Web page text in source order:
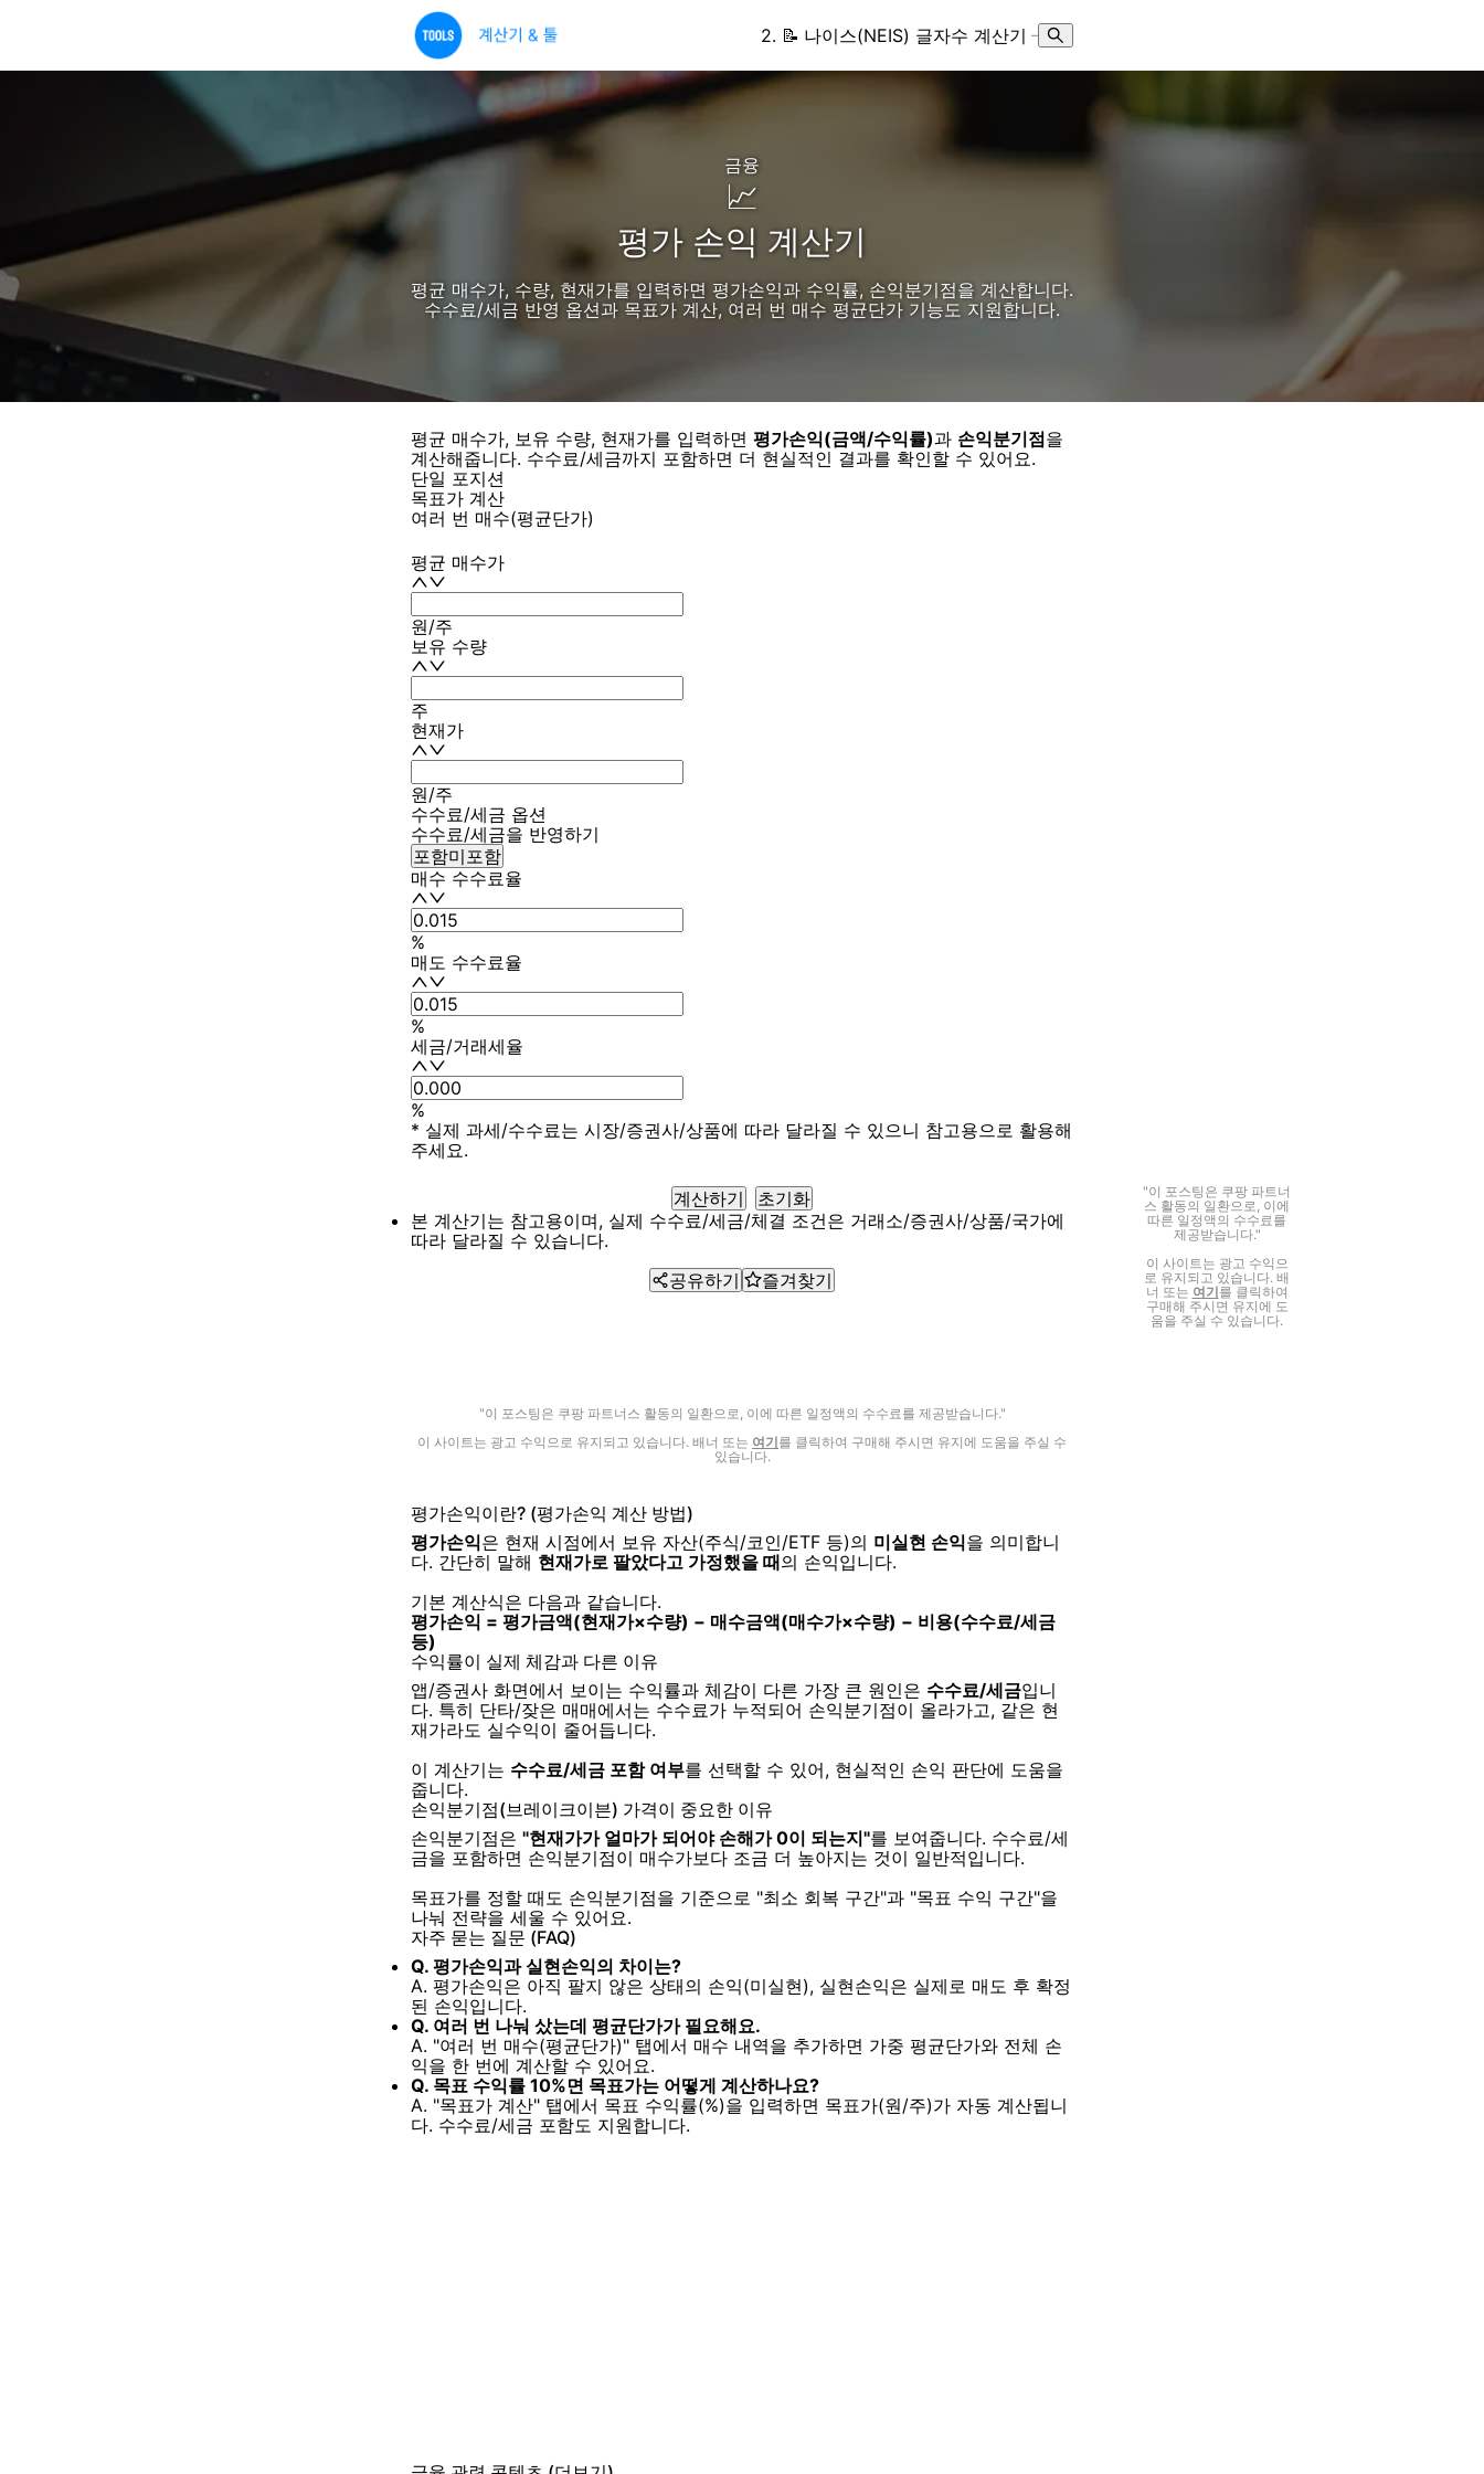
2. 📝 나이스(NEIS) 글자수 계산기 –
금융
📈
평가 손익 계산기
평균 매수가, 수량, 현재가를 입력하면 평가손익과 수익률, 손익분기점을 계산합니다.
수수료/세금 반영 옵션과 목표가 계산, 여러 번 매수 평균단가 기능도 지원합니다.
평균 매수가, 보유 수량, 현재가를 입력하면 평가손익(금액/수익률)과 손익분기점을
계산해줍니다. 수수료/세금까지 포함하면 더 현실적인 결과를 확인할 수 있어요.
단일 포지션
목표가 계산
여러 번 매수(평균단가)
평균 매수가
원/주
보유 수량
주
현재가
원/주
수수료/세금 옵션
수수료/세금을 반영하기
포함미포함
매수 수수료율
%
매도 수수료율
%
세금/거래세율
%
* 실제 과세/수수료는 시장/증권사/상품에 따라 달라질 수 있으니 참고용으로 활용해
주세요.
계산하기
초기화
본 계산기는 참고용이며, 실제 수수료/세금/체결 조건은 거래소/증권사/상품/국가에
따라 달라질 수 있습니다.
공유하기
즐겨찾기
"이 포스팅은 쿠팡 파트너스 활동의 일환으로, 이에 따른 일정액의 수수료를 제공받습니다."
이 사이트는 광고 수익으로 유지되고 있습니다. 배너 또는 여기를 클릭하여 구매해 주시면 유지에 도움을 주실 수
있습니다.
평가손익이란? (평가손익 계산 방법)
평가손익은 현재 시점에서 보유 자산(주식/코인/ETF 등)의 미실현 손익을 의미합니
다. 간단히 말해 현재가로 팔았다고 가정했을 때의 손익입니다.
기본 계산식은 다음과 같습니다.
평가손익 = 평가금액(현재가×수량) − 매수금액(매수가×수량) − 비용(수수료/세금
등)
수익률이 실제 체감과 다른 이유
앱/증권사 화면에서 보이는 수익률과 체감이 다른 가장 큰 원인은 수수료/세금입니
다. 특히 단타/잦은 매매에서는 수수료가 누적되어 손익분기점이 올라가고, 같은 현
재가라도 실수익이 줄어듭니다.
이 계산기는 수수료/세금 포함 여부를 선택할 수 있어, 현실적인 손익 판단에 도움을
줍니다.
손익분기점(브레이크이븐) 가격이 중요한 이유
손익분기점은 "현재가가 얼마가 되어야 손해가 0이 되는지"를 보여줍니다. 수수료/세
금을 포함하면 손익분기점이 매수가보다 조금 더 높아지는 것이 일반적입니다.
목표가를 정할 때도 손익분기점을 기준으로 "최소 회복 구간"과 "목표 수익 구간"을
나눠 전략을 세울 수 있어요.
자주 묻는 질문 (FAQ)
Q. 평가손익과 실현손익의 차이는?
A. 평가손익은 아직 팔지 않은 상태의 손익(미실현), 실현손익은 실제로 매도 후 확정
된 손익입니다.
Q. 여러 번 나눠 샀는데 평균단가가 필요해요.
A. "여러 번 매수(평균단가)" 탭에서 매수 내역을 추가하면 가중 평균단가와 전체 손
익을 한 번에 계산할 수 있어요.
Q. 목표 수익률 10%면 목표가는 어떻게 계산하나요?
A. "목표가 계산" 탭에서 목표 수익률(%)을 입력하면 목표가(원/주)가 자동 계산됩니
다. 수수료/세금 포함도 지원합니다.
"이 포스팅은 쿠팡 파트너
스 활동의 일환으로, 이에
따른 일정액의 수수료를
제공받습니다."
이 사이트는 광고 수익으
로 유지되고 있습니다. 배
너 또는 여기를 클릭하여
구매해 주시면 유지에 도
움을 주실 수 있습니다.